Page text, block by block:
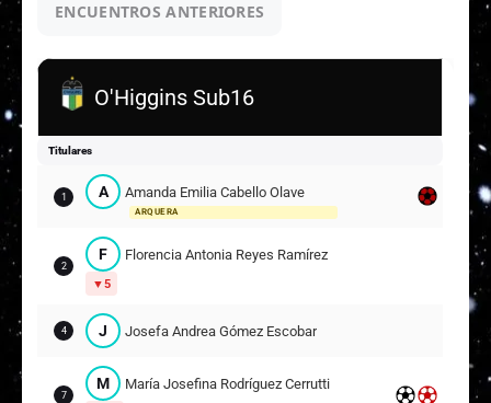
ENCUENTROS ANTERIORES
O'Higgins Sub16
Titulares
1 A Amanda Emilia Cabello Olave
ARQUERA
2
F Florencia Antonia Reyes Ramírez
5
4 J Josefa Andrea Gómez Escobar
7
M María Josefina Rodríguez Cerrutti